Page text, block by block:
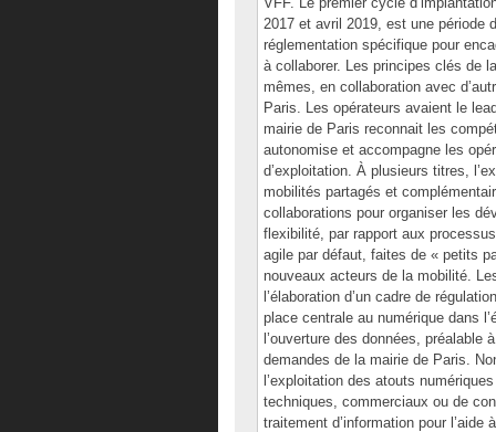
2017 et avril 2019, est une période
réglementation spécifique pour
à collaborer. Les principes clés de
mêmes, en collaboration avec
Paris. Les opérateurs avaient le
mairie de Paris reconnait les
autonomise et accompagne les
d’exploitation. À plusieurs titres,
mobilités partagés et
collaborations pour organiser les
flexibilité, par rapport aux
agile par défaut, faites de « petits
nouveaux acteurs de la mobilité.
l’élaboration d’un cadre de
place centrale au numérique dans
l’ouverture des données,
demandes de la mairie de Paris.
l’exploitation des atouts
techniques, commerciaux ou de
traitement d’information pour